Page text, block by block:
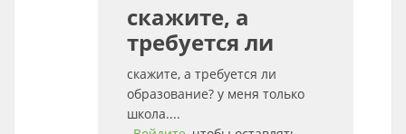
скажите, а
требуется ли
скажите, а требуется ли
образование? у меня только
школа....